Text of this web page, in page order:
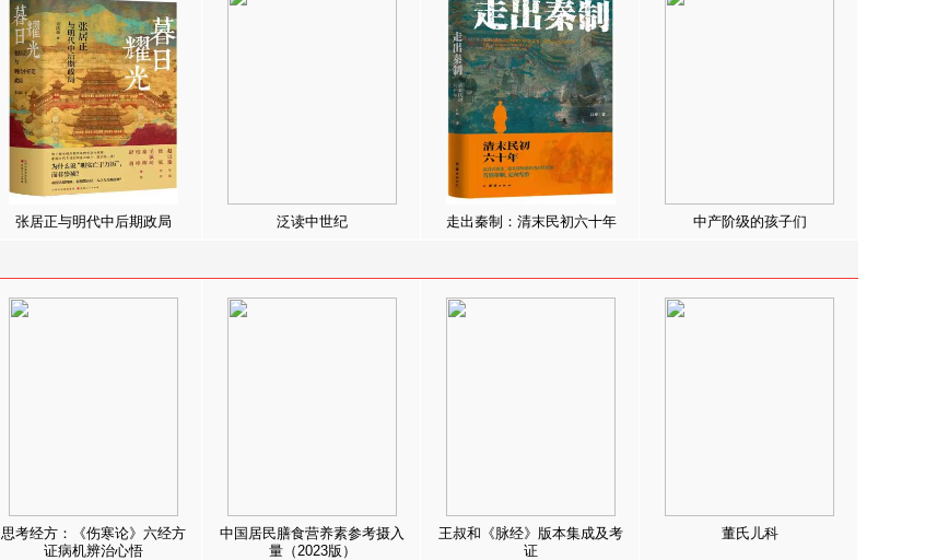
张居正与明代中后期政局 泛读中世纪 走出秦制：清末民初六十年 中产阶级的孩子们
思考经方：《伤寒论》六经方
证病机辨治心悟
中国居民膳食营养素参考摄入
量（2023版）
王叔和《脉经》版本集成及考
证
董氏儿科